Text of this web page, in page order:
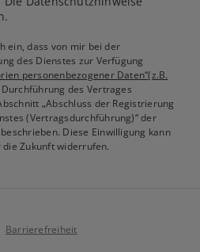
ein, dass von mir bei der
des Dienstes zur Verfügung
personenbezogener Daten“(z.B.
Durchführung des Vertrages
„Abschluss der Registrierung
(Vertragsdurchführung)“ der
Diese Einwilligung kann
Zukunft widerrufen.
Barrierefreiheit